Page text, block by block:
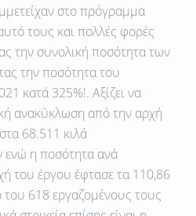
στο πρόγραμμα
τους και πολλές φορές
την συνολική ποσότητα των
την ποσότητα του
κατά 325%!. Αξίζει να
ανακύκλωση από την αρχή
68.511 κιλά
η ποσότητα ανά
του έργου έφτασε τα 110,86
του 618 εργαζομένους τους